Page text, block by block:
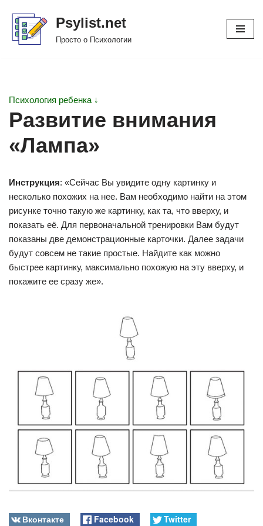
Перейти
Psylist.net
Просто о Психологии
Психология ребенка ↓
Развитие внимания
«Лампа»
Инструкция: «Сейчас Вы увидите одну картинку и
несколько похожих на нее. Вам необходимо найти на этом
рисунке точно такую же картинку, как та, что вверху, и
показать её. Для первоначальной тренировки Вам будут
показаны две демонстрационные карточки. Далее задачи
будут совсем не такие простые. Найдите как можно
быстрее картинку, максимально похожую на эту вверху, и
покажите ее сразу же».
Вконтакте Facebook
Twitter